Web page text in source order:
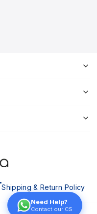
Shipping & Return Policy
Need Help?
Contact our CS